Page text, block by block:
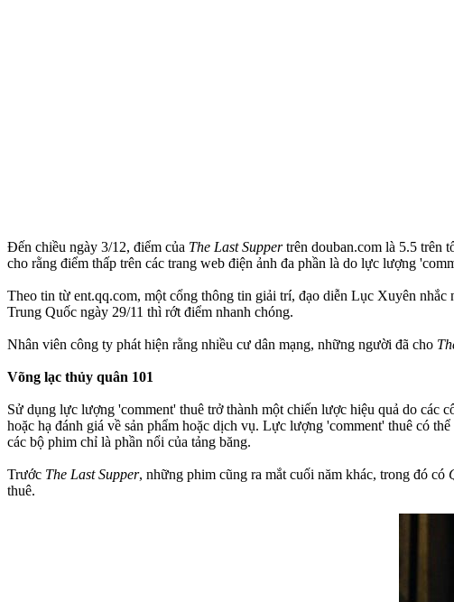
Đến chiều ngày 3/12, điểm của The Last Suppertrên douban.com là 5.5 trên
cho rằng điểm thấp trên các trang web điện ảnh đa phần là do lực lượng
Theo tin từ ent.qq.com, một cổng thông tin giải trí, đạo diễn Lục Xuyên nhắc
Trung Quốc ngày 29/11 thì rớt điểm nhanh chóng.
Nhân viên công ty phát hiện rằng nhiều cư dân mạng, những người đã cho
Võng lạc thủy quân 101
Sử dụng lực lượng 'comment' thuê trở thành một chiến lược hiệu quả do các
hoặc hạ đánh giá về sản phẩm hoặc dịch vụ. Lực lượng 'comment' thuê có
các bộ phim chỉ là phần nổi của tảng băng.
Trước The Last Supper, những phim cũng ra mắt cuối năm khác, trong đó có
thuê.